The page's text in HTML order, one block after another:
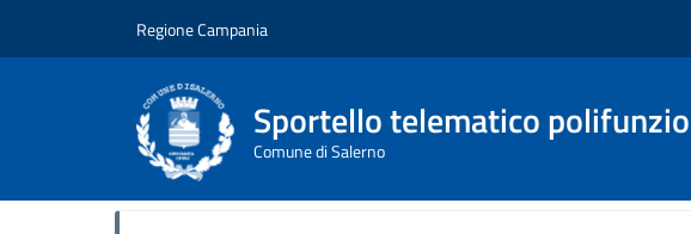
Regione Campania
Sportello telematico
Comune di Salerno